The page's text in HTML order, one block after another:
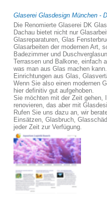
Glaserei Glasdesign München -
Die Renomierte Glaserei DK
Dachau bietet nicht nur
Glasreparaturen, Glas
Glasarbeiten der modernen Art,
Badezimmer und
Terrassen und Balkone, einfach
was man aus Glas machen
Einrichtungen aus Glas,
Wenn Sie also einen modernen
hier definitiv gut aufgehoben.
Sie möchten mit der Zeit gehen,
renovieren, das aber mit
Rufen Sie uns dazu an, wir
Einsätzen, Glasbruch,
jeder Zeit zur Verfügung.